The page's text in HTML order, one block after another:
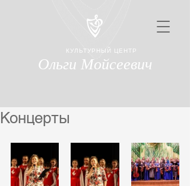
Ольги Мойсеевич
КУЛЬТУРНЫЙ ЦЕНТР
Концерты